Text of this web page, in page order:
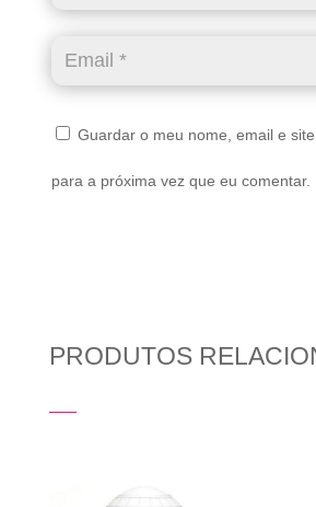
Guardar o meu nome, email e
para a próxima vez que eu comentar.
PRODUTOS